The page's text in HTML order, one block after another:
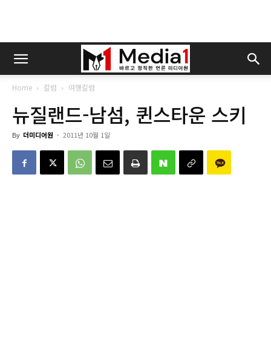
Home 칼럼 여행칼럼
뉴질랜드-남섬, 퀸스타운 스키
By 더미디어원 - 2011년 10월 1일